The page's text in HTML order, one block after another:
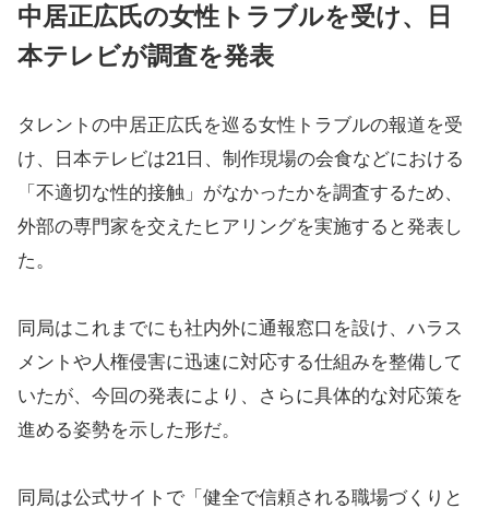
中居正広氏の女性トラブルを受け、日
本テレビが調査を発表
タレントの中居正広氏を巡る女性トラブルの報道を受
け、日本テレビは21日、制作現場の会食などにおける
「不適切な性的接触」がなかったかを調査するため、
外部の専門家を交えたヒアリングを実施すると発表し
た。
同局はこれまでにも社内外に通報窓口を設け、ハラス
メントや人権侵害に迅速に対応する仕組みを整備して
いたが、今回の発表により、さらに具体的な対応策を
進める姿勢を示した形だ。
同局は公式サイトで「健全で信頼される職場づくりと